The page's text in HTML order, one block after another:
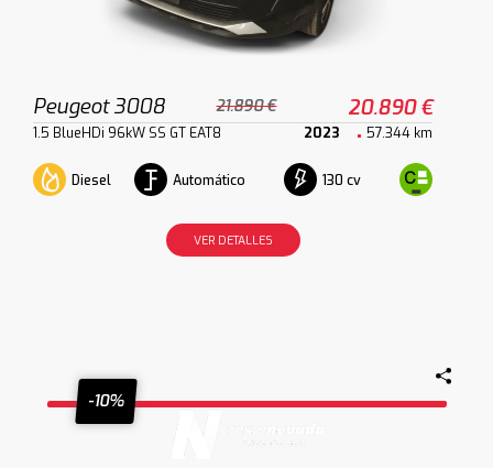
Peugeot 3008 21.890 € 20.890 €
1.5 BlueHDi 96kW SS GT EAT8 2023 57.344 km
Diesel Automático 130 cv
VER DETALLES
-10%